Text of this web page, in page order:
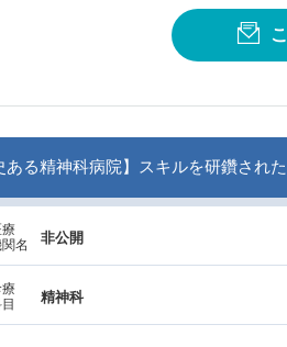
ある精神科病院】スキルを研鑽さ
名
非公開
精神科